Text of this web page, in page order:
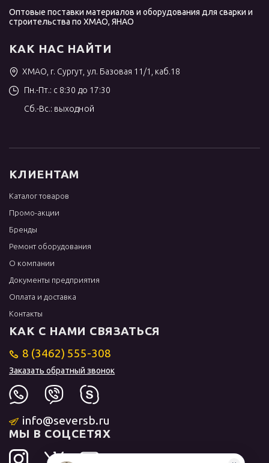
Оптовые поставки материалов и оборудования для сварки и
строительства по ХМАО, ЯНАО
КАК НАС НАЙТИ
ХМАО, г. Сургут, ул. Базовая 11/1, каб.18
Пн.-Пт.: с 8:30 до 17:30
Сб.-Вс.: выходной
КЛИЕНТАМ
Каталог товаров
Промо-акции
Бренды
Ремонт оборудования
О компании
Документы предприятия
Оплата и доставка
Контакты
КАК С НАМИ СВЯЗАТЬСЯ
8 (3462) 555-308
Заказать обратный звонок
info@seversb.ru
МЫ В СОЦСЕТЯХ